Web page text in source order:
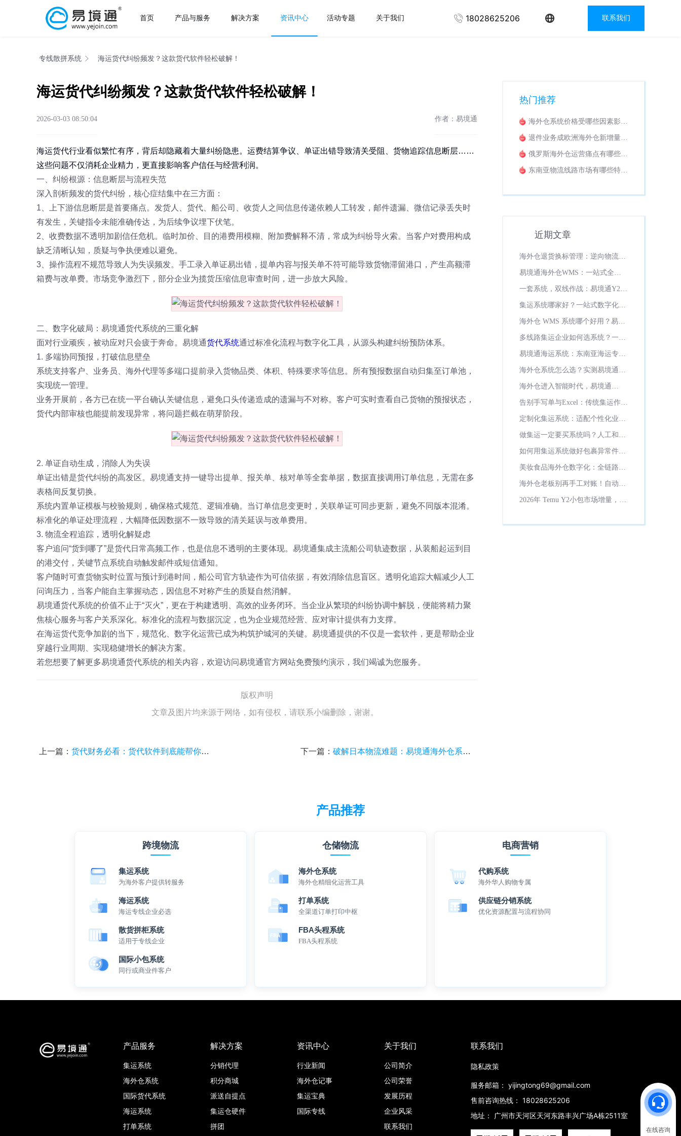
首页 产品与服务 解决方案 资讯中心 活动专题 关于我们 18028625206 联系我们
专线散拼系统 海运货代纠纷频发？这款货代软件轻松破解！
海运货代纠纷频发？这款货代软件轻松破解！
2026-03-03 08:50:04 作者：易境通
海运货代行业看似繁忙有序，背后却隐藏着大量纠纷隐患。运费结算争议、单证出错导致清关受阻、货物追踪信息断层……
这些问题不仅消耗企业精力，更直接影响客户信任与经营利润。
一、纠纷根源：信息断层与流程失范
深入剖析频发的货代纠纷，核心症结集中在三方面：
1、上下游信息断层是首要痛点。发货人、货代、船公司、收货人之间信息传递依赖人工转发，邮件遗漏、微信记录丢失时
有发生，关键指令未能准确传达，为后续争议埋下伏笔。
2、收费数据不透明加剧信任危机。临时加价、目的港费用模糊、附加费解释不清，常成为纠纷导火索。当客户对费用构成
缺乏清晰认知，质疑与争执便难以避免。
3、操作流程不规范导致人为失误频发。手工录入单证易出错，提单内容与报关单不符可能导致货物滞留港口，产生高额滞
箱费与改单费。市场竞争激烈下，部分企业为揽货压缩信息审查时间，进一步放大风险。
二、数字化破局：易境通货代系统的三重化解
面对行业顽疾，被动应对只会疲于奔命。易境通货代系统通过标准化流程与数字化工具，从源头构建纠纷预防体系。
1. 多端协同预报，打破信息壁垒
系统支持客户、业务员、海外代理等多端口提前录入货物品类、体积、特殊要求等信息。所有预报数据自动归集至订单池，
实现统一管理。
业务开展前，各方已在统一平台确认关键信息，避免口头传递造成的遗漏与不对称。客户可实时查看自己货物的预报状态，
货代内部审核也能提前发现异常，将问题拦截在萌芽阶段。
2. 单证自动生成，消除人为失误
单证出错是货代纠纷的高发区。易境通支持一键导出提单、报关单、核对单等全套单据，数据直接调用订单信息，无需在多
表格间反复切换。
系统内置单证模板与校验规则，确保格式规范、逻辑准确。当订单信息变更时，关联单证可同步更新，避免不同版本混淆。
标准化的单证处理流程，大幅降低因数据不一致导致的清关延误与改单费用。
3. 物流全程追踪，透明化解疑虑
客户追问“货到哪了”是货代日常高频工作，也是信息不透明的主要体现。易境通集成主流船公司轨迹数据，从装船起运到目
的港交付，关键节点系统自动触发邮件或短信通知。
客户随时可查货物实时位置与预计到港时间，船公司官方轨迹作为可信依据，有效消除信息盲区。透明化追踪大幅减少人工
问询压力，当客户能自主掌握动态，因信息不对称产生的质疑自然消解。
易境通货代系统的价值不止于“灭火”，更在于构建透明、高效的业务闭环。当企业从繁琐的纠纷协调中解脱，便能将精力聚
焦核心服务与客户关系深化。标准化的流程与数据沉淀，也为企业规范经营、应对审计提供有力支撑。
在海运货代竞争加剧的当下，规范化、数字化运营已成为构筑护城河的关键。易境通提供的不仅是一套软件，更是帮助企业
穿越行业周期、实现稳健增长的解决方案。
若您想要了解更多易境通货代系统的相关内容，欢迎访问易境通官方网站免费预约演示，我们竭诚为您服务。
版权声明
文章及图片均来源于网络，如有侵权，请联系小编删除，谢谢。
上一篇： 货代财务必看：货代软件到底能帮你省多少事？ 下一篇： 破解日本物流难题：易境通海外仓系统如何赋能本土化运营？
热门推荐
海外仓系统价格受哪些因素影
退件业务成欧洲海外仓新增量，
统？
俄罗斯海外仓运营痛点有哪些？
东南亚物流线路市场有哪些特
近期文章
海外仓退货换标管理：逆向物流如
易境通海外仓WMS：一站式全场
一套系统，双线作战：易境通Y2系
集运系统哪家好？一站式数字化运
海外仓 WMS 系统哪个好用？易境
多线路集运企业如何选系统？一站
统
易境通海运系统：东南亚海运专线
海外仓系统怎么选？实测易境通
超一半海外仓都在用！
海外仓进入智能时代，易境通
标准？
告别手写单与Excel：传统集运作坊
定制化集运系统：适配个性化业
做集运一定要买系统吗？人工和系
如何用集运系统做好包裹异常件管
美妆食品海外仓数字化：全链路保
海外仓老板别再手工对账！自动计
2026年 Temu Y2小包市场增量，货
产品推荐
跨境物流
集运系统
为海外客户提供转服务
海运系统
海运专线企业必选
散货拼柜系统
适用于专线企业
国际小包系统
同行或商业件客户
仓储物流
海外仓系统
海外仓精细化运营工具
打单系统
全渠道订单打印中枢
FBA头程系统
FBA头程系统
电商营销
代购系统
海外华人购物专属
供应链分销系统
优化资源配置与流程协同
在线咨询
产品服务
集运系统
海外仓系统
国际货代系统
海运系统
打单系统
解决方案
分销代理
积分商城
派送自提点
集运仓硬件
拼团
资讯中心
行业新闻
海外仓记事
集运宝典
国际专线
关于我们
公司简介
公司荣誉
发展历程
企业风采
联系我们
联系我们
隐私政策
服务邮箱： yijingtong69@gmail.com
售前咨询热线： 18028625206
地址：
广州市天河区天河东路丰兴广场A栋2511室